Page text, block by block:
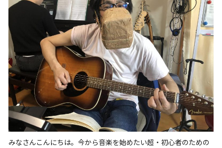
みなさんこんにちは。今から音楽を始めたい超・初心者のための